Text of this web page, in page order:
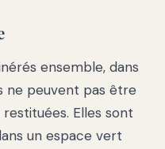
ensemble, dans
ne peuvent pas être
Elles sont
un espace vert